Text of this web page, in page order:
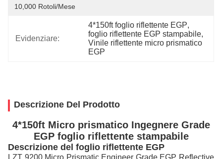
10,000 Rotoli/mese
Evidenziare:
4*150ft foglio riflettente EGP,
foglio riflettente EGP stampabile,
Vinile riflettente micro prismatico
EGP
Descrizione Del Prodotto
4*150ft Micro prismatico Ingegnere Grade
EGP foglio riflettente stampabile
Descrizione del foglio riflettente EGP
LZT 9200 Micro Prismatic Engineer Grade EGP Reflective